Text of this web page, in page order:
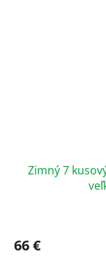
Zimný 7
produktu
66 €